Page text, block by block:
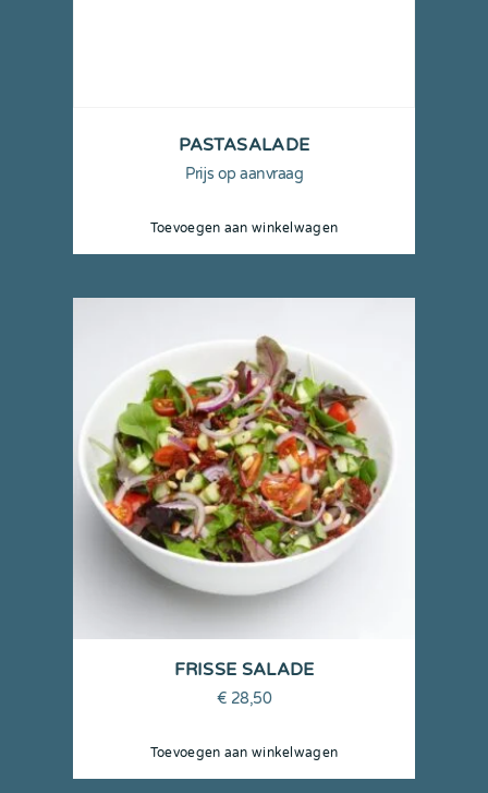
PASTASALADE
Prijs op aanvraag
Toevoegen aan winkelwagen
FRISSE SALADE
€ 28,50
Toevoegen aan winkelwagen